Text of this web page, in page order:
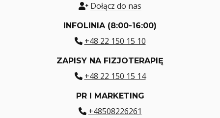
Dołącz do nas
INFOLINIA (8:00-16:00)
+48 22 150 15 10
ZAPISY NA FIZJOTERAPIĘ
+48 22 150 15 14
PR I MARKETING
+48508226261